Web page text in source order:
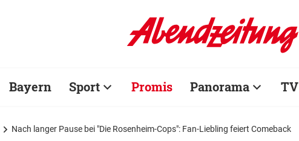
Bayern Sport Promis Panorama TV
Nach langer Pause bei "Die Rosenheim-Cops": Fan-Liebling feiert Comeback